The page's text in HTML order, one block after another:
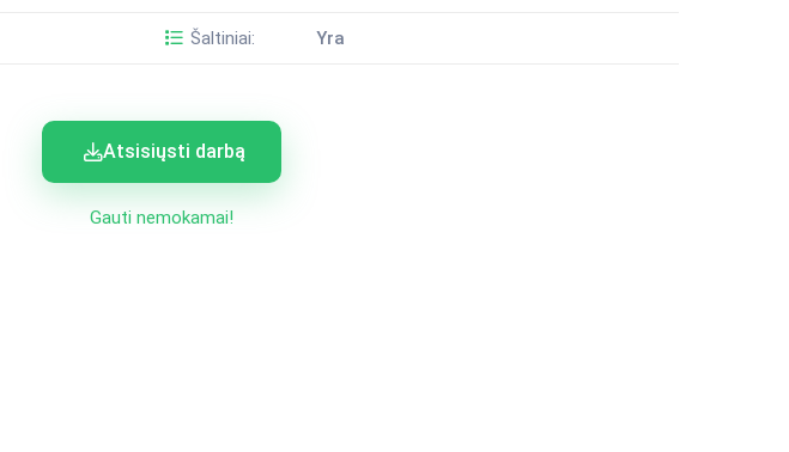
Šaltiniai: Yra
Atsisiųsti darbą
Gauti nemokamai!